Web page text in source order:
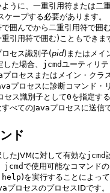
うに、一重引用符または二
ケープする必要があります。
囲んでから二重引用符で囲
引用符で囲む)こともできま
セス識別子(pid)またはメイ
した場合、 jcmd ユーティリ
ロセスまたはメイン・クラ
プロセスに診断コマンド・
セス識別子として0を指定す
べてのJavaプロセスに送信
ド
たJVMに対して有効なjcmd
jcmdで使用可能なコマンドの
help)を実行することによって
プロセスのプロセスIDです。